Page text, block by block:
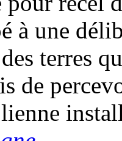
à une
terres
de